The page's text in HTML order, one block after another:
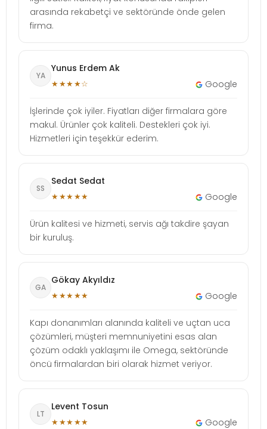
arasında rekabetçi ve sektöründe önde gelen
firma.
YA
Yunus Erdem Ak
★★★★☆ Google
İşlerinde çok iyiler. Fiyatları diğer firmalara göre
makul. Ürünler çok kaliteli. Destekleri çok iyi.
Hizmetleri için teşekkür ederim.
SS
Sedat Sedat
★★★★★ Google
Ürün kalitesi ve hizmeti, servis ağı takdire şayan
bir kuruluş.
GA
Gökay Akyıldız
★★★★★ Google
Kapı donanımları alanında kaliteli ve uçtan uca
çözümleri, müşteri memnuniyetini esas alan
çözüm odaklı yaklaşımı ile Omega, sektöründe
öncü firmalardan biri olarak hizmet veriyor.
LT
Levent Tosun
★★★★★ Google